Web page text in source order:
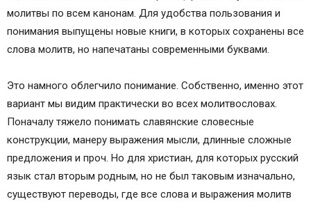
молитвы по всем канонам. Для удобства пользования и
понимания выпущены новые книги, в которых сохранены все
слова молитв, но напечатаны современными буквами.
Это намного облегчило понимание. Собственно, именно этот
вариант мы видим практически во всех молитвословах.
Поначалу тяжело понимать славянские словесные
конструкции, манеру выражения мысли, длинные сложные
предложения и проч. Но для христиан, для которых русский
язык стал вторым родным, но не был таковым изначально,
существуют переводы, где все слова и выражения молитв